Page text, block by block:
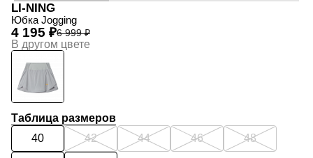
LI-NING
Юбка Jogging
6 999 ₽
4 195 ₽
В другом цвете
Таблица размеров
40
42 44 46 48